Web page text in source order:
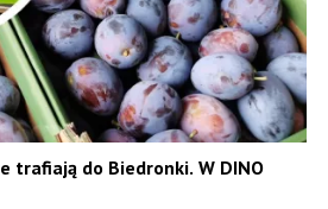
trafiają do Biedronki. W DINO